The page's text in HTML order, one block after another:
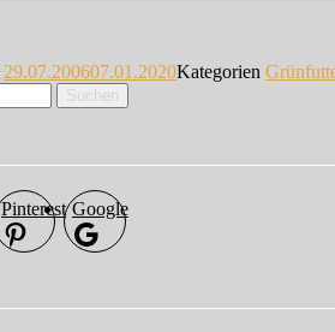
29.07.200607.01.2020Kategorien
Suchen
Pinterest Google